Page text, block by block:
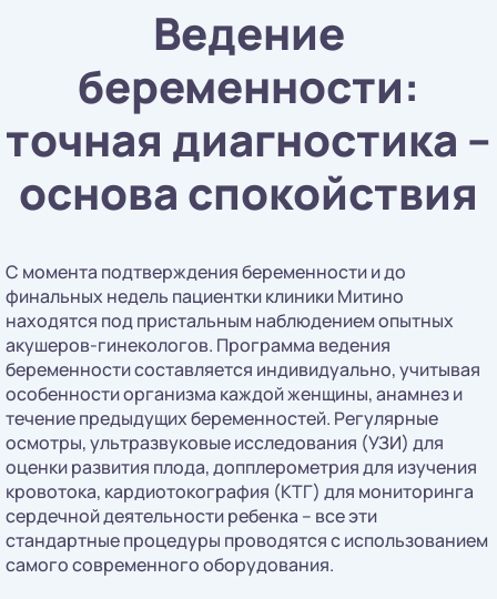
Ведение
беременности:
точная диагностика –
основа спокойствия
С момента подтверждения беременности и до
финальных недель пациентки клиники Митино
находятся под пристальным наблюдением опытных
акушеров-гинекологов. Программа ведения
беременности составляется индивидуально, учитывая
особенности организма каждой женщины, анамнез и
течение предыдущих беременностей. Регулярные
осмотры, ультразвуковые исследования (УЗИ) для
оценки развития плода, допплерометрия для изучения
кровотока, кардиотокография (КТГ) для мониторинга
сердечной деятельности ребенка – все эти
стандартные процедуры проводятся с использованием
самого современного оборудования.